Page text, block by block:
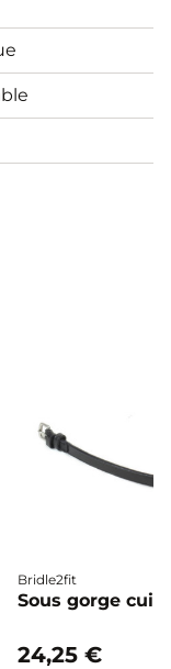
Bridle2fit
Sous gorge
24,25 €